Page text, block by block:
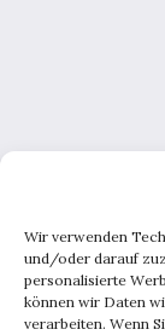
Wir verwenden
und/oder darauf
personalisierte
können wir Daten
verarbeiten. Wenn